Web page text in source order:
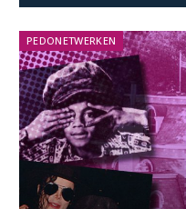
PEDONETWERKEN